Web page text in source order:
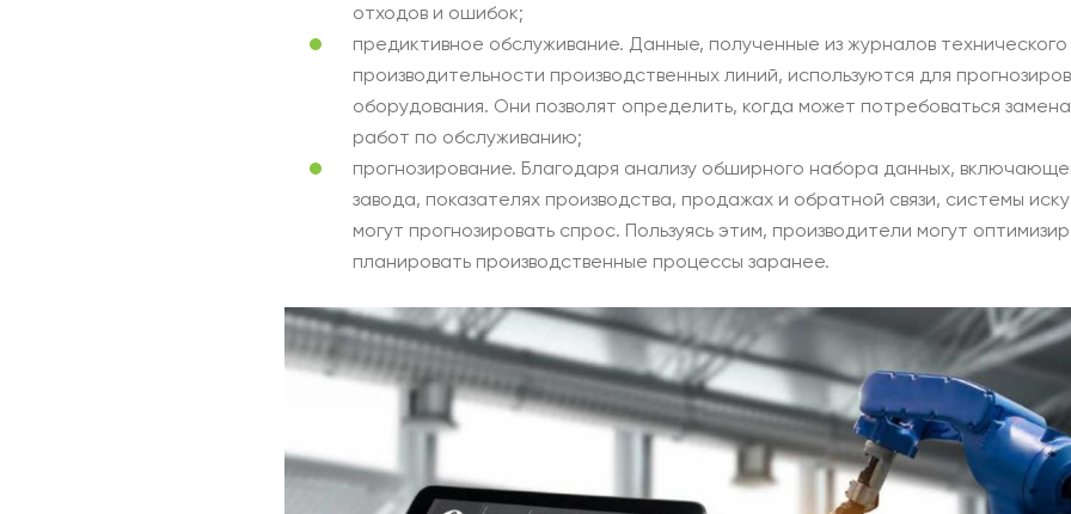
отходов и ошибок;
предиктивное обслуживание. Данные, полученные из журналов
производительности производственных линий, используются для
оборудования. Они позволят определить, когда может потребоваться
работ по обслуживанию;
прогнозирование. Благодаря анализу обширного набора данных,
завода, показателях производства, продажах и обратной связи, системы
могут прогнозировать спрос. Пользуясь этим, производители могут
планировать производственные процессы заранее.